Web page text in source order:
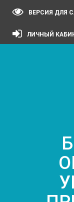
ВЕРСИЯ ДЛЯ
ЛИЧНЫЙ